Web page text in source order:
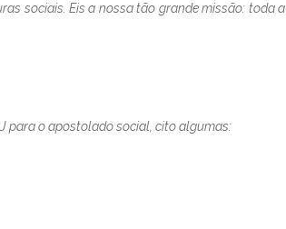
sociais. Eis a nossa tão grande missão: toda a
para o apostolado social, cito algumas: